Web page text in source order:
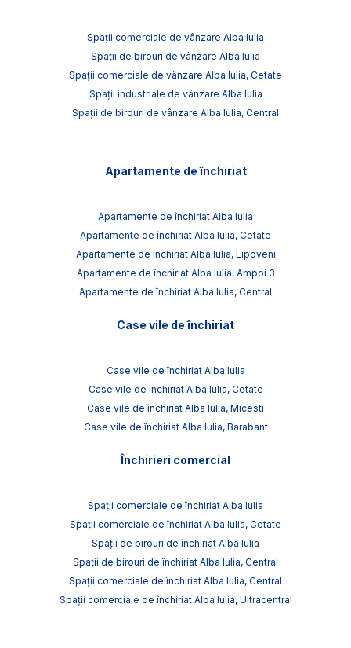
Spații comerciale de vânzare Alba Iulia
Spații de birouri de vânzare Alba Iulia
Spații comerciale de vânzare Alba Iulia, Cetate
Spații industriale de vânzare Alba Iulia
Spații de birouri de vânzare Alba Iulia, Central
Apartamente de închiriat
Apartamente de închiriat Alba Iulia
Apartamente de închiriat Alba Iulia, Cetate
Apartamente de închiriat Alba Iulia, Lipoveni
Apartamente de închiriat Alba Iulia, Ampoi 3
Apartamente de închiriat Alba Iulia, Central
Case vile de închiriat
Case vile de închiriat Alba Iulia
Case vile de închiriat Alba Iulia, Cetate
Case vile de închiriat Alba Iulia, Micesti
Case vile de închiriat Alba Iulia, Barabant
Închirieri comercial
Spații comerciale de închiriat Alba Iulia
Spații comerciale de închiriat Alba Iulia, Cetate
Spații de birouri de închiriat Alba Iulia
Spații de birouri de închiriat Alba Iulia, Central
Spații comerciale de închiriat Alba Iulia, Central
Spații comerciale de închiriat Alba Iulia, Ultracentral